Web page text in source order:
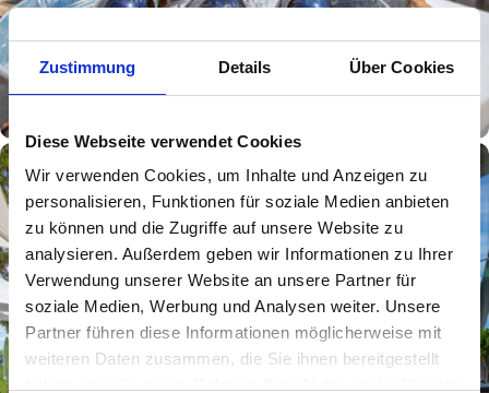
Zustimmung Details Über Cookies
Diese Webseite verwendet Cookies
Wir verwenden Cookies, um Inhalte und Anzeigen zu
personalisieren, Funktionen für soziale Medien anbieten
zu können und die Zugriffe auf unsere Website zu
analysieren. Außerdem geben wir Informationen zu Ihrer
Verwendung unserer Website an unsere Partner für
soziale Medien, Werbung und Analysen weiter. Unsere
Partner führen diese Informationen möglicherweise mit
weiteren Daten zusammen, die Sie ihnen bereitgestellt